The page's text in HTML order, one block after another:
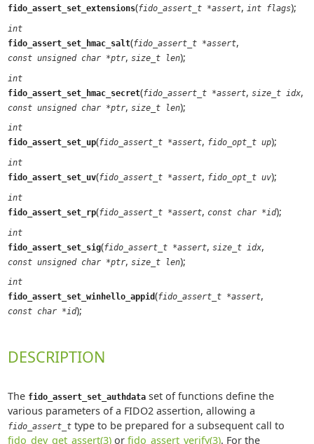
fido_assert_set_extensions(fido_assert_t *assert, int flags);
int
fido_assert_set_hmac_salt(fido_assert_t *assert,
const unsigned char *ptr, size_t len);
int
fido_assert_set_hmac_secret(fido_assert_t *assert, size_t idx,
const unsigned char *ptr, size_t len);
int
fido_assert_set_up(fido_assert_t *assert, fido_opt_t up);
int
fido_assert_set_uv(fido_assert_t *assert, fido_opt_t uv);
int
fido_assert_set_rp(fido_assert_t *assert, const char *id);
int
fido_assert_set_sig(fido_assert_t *assert, size_t idx,
const unsigned char *ptr, size_t len);
int
fido_assert_set_winhello_appid(fido_assert_t *assert,
const char *id);
DESCRIPTION
The fido_assert_set_authdataset of functions define the
various parameters of a FIDO2 assertion, allowing a
fido_assert_ttype to be prepared for a subsequent call to
fido_dev_get_assert(3)or fido_assert_verify(3). For the